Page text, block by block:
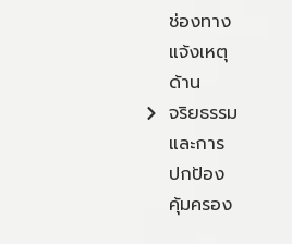
ช่องทาง
แจ้งเหตุ
ด้าน
จริยธรรม
และการ
ปกป้อง
คุ้มครอง